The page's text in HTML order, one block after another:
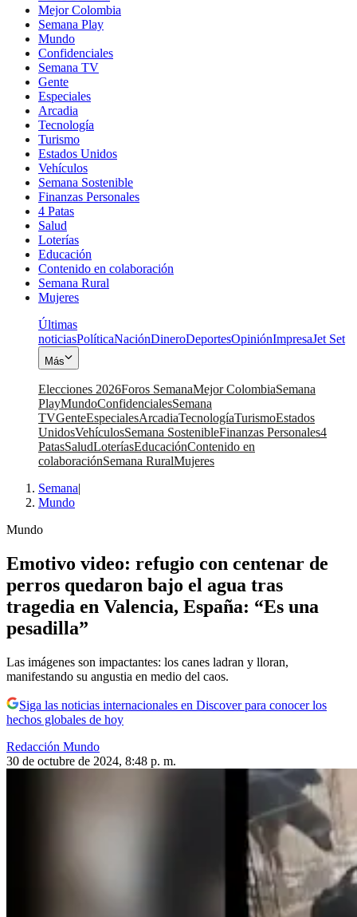
Mejor Colombia
Semana Play
Mundo
Confidenciales
Semana TV
Gente
Especiales
Arcadia
Tecnología
Turismo
Estados Unidos
Vehículos
Semana Sostenible
Finanzas Personales
4 Patas
Salud
Loterías
Educación
Contenido en colaboración
Semana Rural
Mujeres
Últimas
noticiasPolíticaNaciónDineroDeportesOpiniónImpresaJet Set
Más
Elecciones 2026Foros SemanaMejor ColombiaSemana
PlayMundoConfidencialesSemana
TVGenteEspecialesArcadiaTecnologíaTurismoEstados
UnidosVehículosSemana SostenibleFinanzas Personales4
PatasSaludLoteríasEducaciónContenido en
colaboraciónSemana RuralMujeres
Semana|
Mundo
Mundo
Emotivo video: refugio con centenar de
perros quedaron bajo el agua tras
tragedia en Valencia, España: “Es una
pesadilla”
Las imágenes son impactantes: los canes ladran y lloran,
manifestando su angustia en medio del caos.
Siga las noticias internacionales en Discover para conocer los
hechos globales de hoy
Redacción Mundo
30 de octubre de 2024, 8:48 p. m.